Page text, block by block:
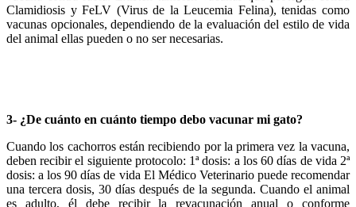
Clamidiosis y FeLV (Virus de la Leucemia Felina), tenidas como
vacunas opcionales, dependiendo de la evaluación del estilo de vida
del animal ellas pueden o no ser necesarias.
3- ¿De cuánto en cuánto tiempo debo vacunar mi gato?
Cuando los cachorros están recibiendo por la primera vez la vacuna,
deben recibir el siguiente protocolo: 1ª dosis: a los 60 días de vida 2ª
dosis: a los 90 días de vida El Médico Veterinario puede recomendar
una tercera dosis, 30 días después de la segunda. Cuando el animal
es adulto, él debe recibir la revacunación anual o conforme